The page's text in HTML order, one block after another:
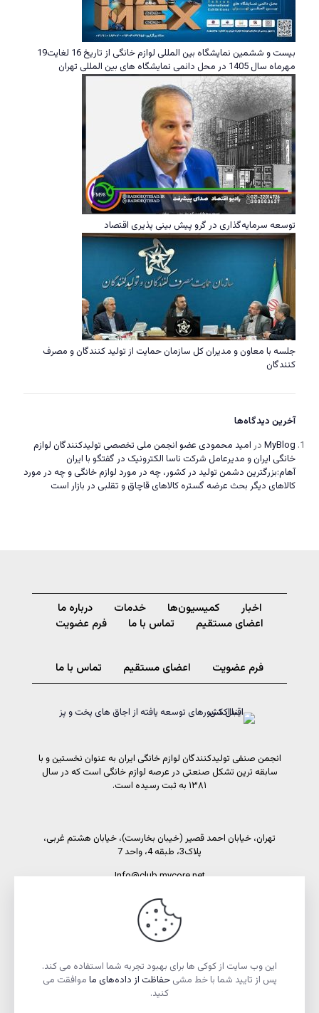
بیست و ششمین نمایشگاه بین المللی لوازم خانگی از تاریخ 16 لغایت19
مهرماه سال 1405 در محل دائمی نمایشگاه های بین المللی تهران
توسعه سرمایه‌گذاری در گرو پیش بینی پذیری اقتصاد
جلسه با معاون و مدیران کل سازمان حمایت از تولید کنندگان و مصرف
کنندگان
آخرین دیدگاه‌ها
MyBlog در امید محمودی عضو انجمن ملی تخصصی تولیدکنندگان لوازم
خانگی ایران و مدیرعامل شرکت ناسا الکترونیک در گفتگو با ایران
آهام:بزرگترین دشمن تولید در کشور، چه در مورد لوازم خانگی و چه در مورد
کالاهای دیگر بحث عرضه گستره کالاهای قاچاق و تقلبی در بازار است
اخبار کمیسیون‌ها خدمات
درباره ما
اعضای مستقیم
تماس با ما فرم عضویت
فرم عضویت اعضای مستقیم تماس با ما
انجمن صنفی تولیدکنندگان لوازم خانگی ایران به عنوان نخستین و با
سابقه ترین تشکل صنعتی در عرصه لوازم خانگی است که در سال
۱۳۸۱ به ثبت رسیده است.
تهران، خیابان احمد قصیر (خیبان بخارست)، خیابان هشتم غربی،
پلاک3، طبقه 4، واحد 7
Info@club.mycore.net
شماره تماس: 02191089450
شماره فاکس: 02188521269
این وب سایت از کوکی ها برای بهبود تجربه شما استفاده می کند.
پس از تایید شما با خط مشیحفاظت از داده‌های ما موافقت می
کنید.